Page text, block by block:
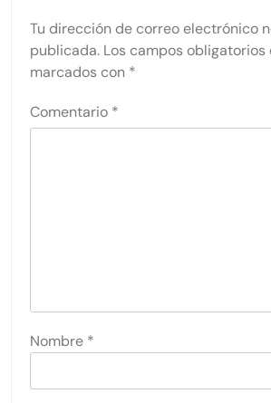
Tu dirección de correo electrónico
publicada. Los campos obligatorios
marcados con *
Comentario *
Nombre *